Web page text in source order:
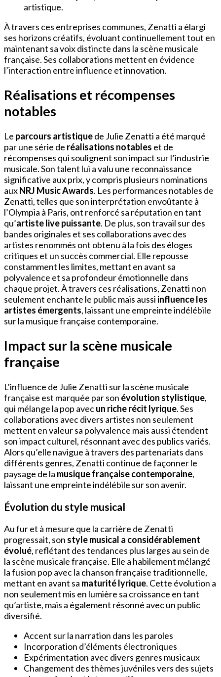
artistique.
À travers ces entreprises communes, Zenatti a élargi
ses horizons créatifs, évoluant continuellement tout en
maintenant sa voix distincte dans la scène musicale
française. Ses collaborations mettent en évidence
l’interaction entre influence et innovation.
Réalisations et récompenses
notables
Le parcours artistiquede Julie Zenatti a été marqué
par une série de réalisations notables et de
récompenses qui soulignent son impact sur l’industrie
musicale. Son talent lui a valu une reconnaissance
significative aux prix, y compris plusieurs nominations
auxNRJ Music Awards. Les performances notables de
Zenatti, telles que son interprétation envoûtante à
l’Olympia à Paris, ont renforcé sa réputation en tant
qu’artiste live puissante. De plus, son travail sur des
bandes originales et ses collaborations avec des
artistes renommés ont obtenu à la fois des éloges
critiques et un succès commercial. Elle repousse
constamment les limites, mettant en avant sa
polyvalence et sa profondeur émotionnelle dans
chaque projet. À travers ces réalisations, Zenatti non
seulement enchante le public mais aussi influence les
artistes émergents, laissant une empreinte indélébile
sur la musique française contemporaine.
Impact sur la scène musicale
française
L’influence de Julie Zenatti sur la scène musicale
française est marquée par son évolution stylistique,
qui mélange la pop avecun riche récit lyrique. Ses
collaborations avec divers artistes non seulement
mettent en valeur sa polyvalence mais aussi étendent
son impact culturel, résonnant avec des publics variés.
Alors qu’elle navigue à travers des partenariats dans
différents genres, Zenatti continue de façonner le
paysage de la musique française contemporaine,
laissant une empreinte indélébile sur son avenir.
Évolution du style musical
Au fur et à mesure que la carrière de Zenatti
progressait, son style musical a considérablement
évolué, reflétant des tendances plus larges au sein de
la scène musicale française. Elle a habilement mélangé
la fusion pop avec la chanson française traditionnelle,
mettant en avant sa maturité lyrique. Cette évolution a
non seulement mis en lumière sa croissance en tant
qu’artiste, mais a également résonné avec un public
diversifié.
Accent sur la narration dans les paroles
Incorporation d’éléments électroniques
Expérimentation avec divers genres musicaux
Changement des thèmes juvéniles vers des sujets